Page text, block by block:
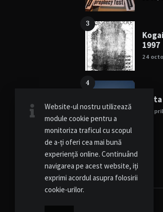
3
1997
24
4
15
Website-ul nostru utilizează
module cookie pentru a
monitoriza traficul cu scopul
de a-ți oferi cea mai bună
experiență online. Continuând
navigarea pe acest website, iți
exprimi acordul asupra folosirii
cookie-urilor.